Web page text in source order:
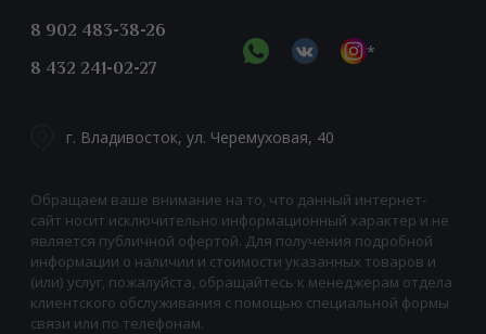
Обращаем ваше внимание на то, что данный интернет-
сайт носит исключительно информационный характер и не
является публичной офертой. Для получения подробной
информации о наличии и стоимости указанных товаров и
(или) услуг, пожалуйста, обращайтесь к менеджерам отдела
клиентского обслуживания с помощью специальной формы
связи или по телефонам.
8 902 483-38-26
8 432 241-02-27
*
г. Владивосток, ул. Черемуховая, 40